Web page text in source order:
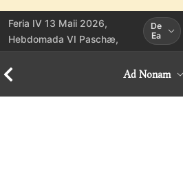
Feria IV 13 Maii 2026,
Hebdomada VI Paschæ,
De
Ea
Ad Nonam